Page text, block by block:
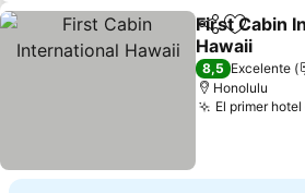
Compartir
First Cabin
Hawaii
8,5 Excelente
Honolulu
El primer